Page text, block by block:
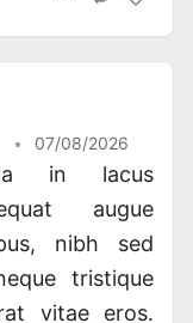
• 07/08/2026
in lacus
augue
nibh sed
tristique
vitae eros.